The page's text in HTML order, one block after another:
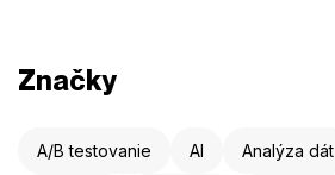
Značky
A/B testovanie AI Analýza dát